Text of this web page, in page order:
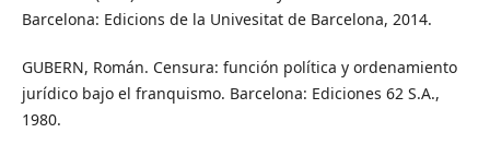
Barcelona: Edicions de la Univesitat de Barcelona, 2014.
GUBERN, Román. Censura: función política y ordenamiento
jurídico bajo el franquismo. Barcelona: Ediciones 62 S.A.,
1980.